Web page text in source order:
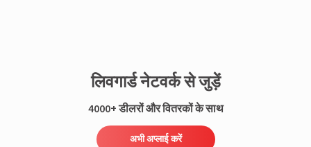
लिवगार्ड नेटवर्क से जुड़ें
4000+ डीलरों और वितरकों के साथ
अभी अप्लाई करें